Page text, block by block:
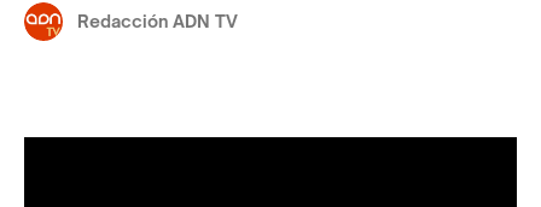
Redacción ADN TV